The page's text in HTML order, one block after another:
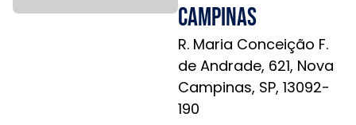
Campinas
R. Maria Conceição F.
de Andrade, 621, Nova
Campinas, SP, 13092-
190